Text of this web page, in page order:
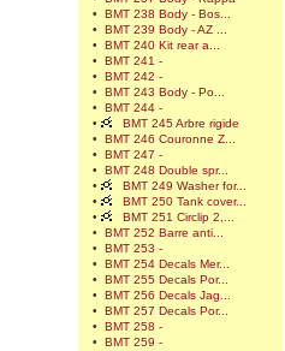
•
BMT 238 Body - Bos...
•
BMT 239 Body - AZ ...
•
BMT 240 Kit rear a...
•
BMT 241 -
•
BMT 242 -
•
BMT 243 Body - Po...
•
BMT 244 -
•
BMT 245 Arbre rigide
•
BMT 246 Couronne Z...
•
BMT 247 -
•
BMT 248 Double spr...
•
BMT 249 Washer for...
•
BMT 250 Tank cover...
•
BMT 251 Circlip 2,...
•
BMT 252 Barre anti...
•
BMT 253 -
•
BMT 254 Decals Mer...
•
BMT 255 Decals Por...
•
BMT 256 Decals Jag...
•
BMT 257 Decals Por...
•
BMT 258 -
•
BMT 259 -